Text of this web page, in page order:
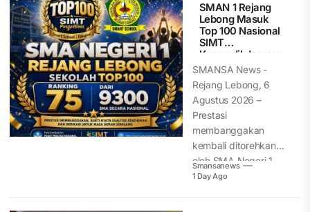
SMAN 1 Rejang
Lebong Masuk
Top 100 Nasional
SIMT
Kemendikdasmen
, Peringkat 75
dari 9.300 SMA
Indonesia
SMANSA News -
Rejang Lebong, 6
Agustus 2026 –
Prestasi
membanggakan
kembali ditorehkan
oleh SMA Negeri 1
Rejang Lebong.
Smansanews
1 Day Ago